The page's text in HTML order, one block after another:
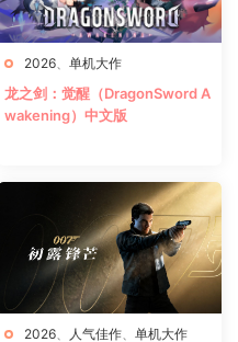
2026、 单机大作
龙之剑：觉醒（DragonSword A
wakening）中文版
2026、 人气佳作、 单机大作